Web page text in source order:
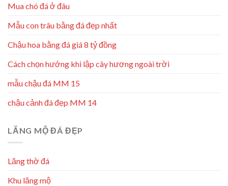
Mua chó đá ở đâu
Mẫu con trâu bằng đá đẹp nhất
Chậu hoa bằng đá giá 8 tỷ đồng
Cách chọn hướng khi lập cây hương ngoài trời
mẫu chậu đá MM 15
chậu cảnh đá đẹp MM 14
LĂNG MỘ ĐÁ ĐẸP
Lăng thờ đá
Khu lăng mộ